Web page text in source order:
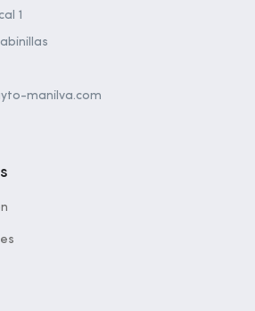
1
manilva.com